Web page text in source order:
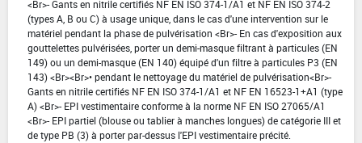
<Br>- Gants en nitrile certifiés NF EN ISO 374-1/A1 et NF EN ISO 374-2
(types A, B ou C) à usage unique, dans le cas d'une intervention sur le
matériel pendant la phase de pulvérisation <Br>- En cas d'exposition aux
gouttelettes pulvérisées, porter un demi-masque filtrant à particules (EN
149) ou un demi-masque (EN 140) équipé d'un filtre à particules P3 (EN
143) <Br><Br>• pendant le nettoyage du matériel de pulvérisation<Br>-
Gants en nitrile certifiés NF EN ISO 374-1/A1 et NF EN 16523-1+A1 (type
A) <Br>- EPI vestimentaire conforme à la norme NF EN ISO 27065/A1
<Br>- EPI partiel (blouse ou tablier à manches longues) de catégorie III et
de type PB (3) à porter par-dessus l'EPI vestimentaire précité.